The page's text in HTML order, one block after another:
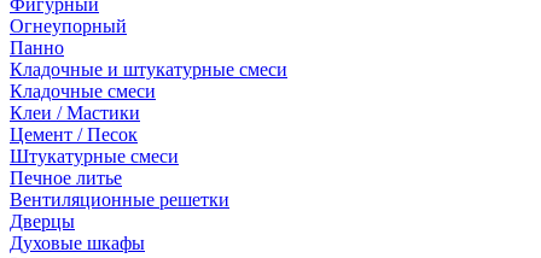
Фигурный
Огнеупорный
Панно
Кладочные и штукатурные смеси
Кладочные смеси
Клеи / Мастики
Цемент / Песок
Штукатурные смеси
Печное литье
Вентиляционные решетки
Дверцы
Духовые шкафы